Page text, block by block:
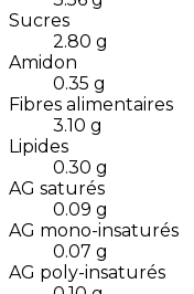
Sucres
2.80 g
Amidon
0.35 g
Fibres alimentaires
3.10 g
Lipides
0.30 g
AG saturés
0.09 g
AG mono-insaturés
0.07 g
AG poly-insaturés